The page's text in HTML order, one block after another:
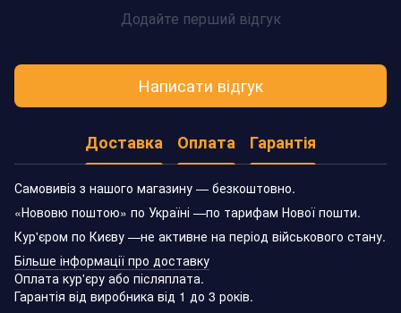
Додайте перший відгук
Написати відгук
Доставка Оплата Гарантія
Самовивіз з нашого магазину — безкоштовно.
«Нововю поштою» по Україні —по тарифам Нової пошти.
Кур'єром по Києву —не активне на період військового стану.
Більше інформації про доставку
Оплата кур'єру або післяплата.
Гарантія від виробника від 1 до 3 років.